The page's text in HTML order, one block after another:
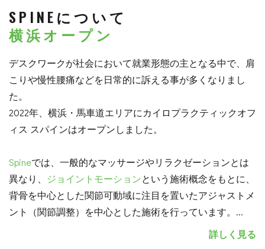
SPINEについて
横浜オープン
デスクワークが社会において就業形態の主となる中で、肩
こりや慢性腰痛などを日常的に訴える事が多くなりまし
た。
2022年、横浜・馬車道エリアにカイロプラクティックオフ
ィス スパインはオープンしました。
Spineでは、一般的なマッサージやリラクゼーションとは
異なり、 ジョイントモーションという施術概念をもとに、
背骨を中心とした関節可動域に注目を置いたアジャストメ
ント（関節調整）を中心とした施術を行っています。 ...
詳しく見る